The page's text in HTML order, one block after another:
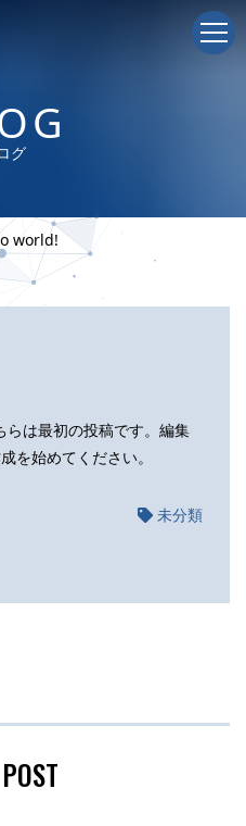
グ
world!
は最初の投稿です。編集
を始めてください。
未分類